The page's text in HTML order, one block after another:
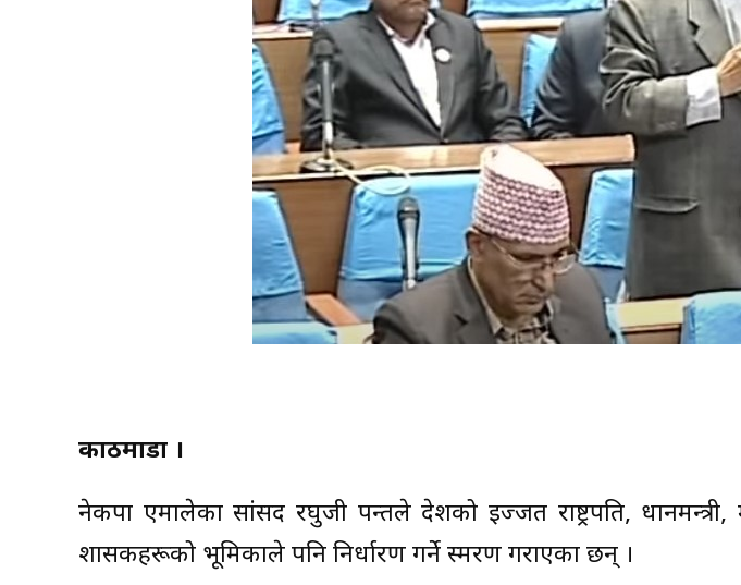
काठमाडौं ।
नेकपा एमालेका सांसद रघुजी पन्तले देशको इज्जत राष्ट्रपति,
प्रशासकहरूको भूमिकाले पनि निर्धारण गर्ने स्मरण गराएका छन् ।